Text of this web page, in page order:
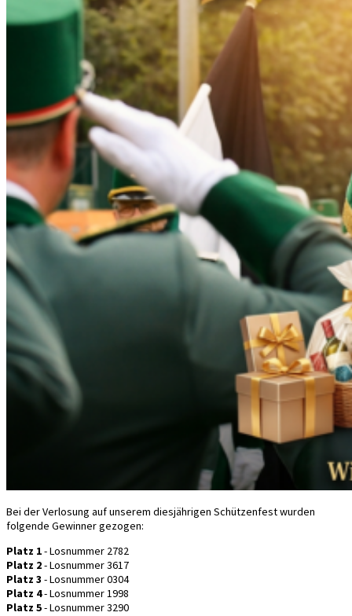
Bei der Verlosung auf unserem diesjährigen Schützenfest wurden
folgende Gewinner gezogen:
Platz 1- Losnummer 2782
Platz 2- Losnummer 3617
Platz 3 - Losnummer 0304
Platz 4- Losnummer 1998
Platz 5- Losnummer 3290